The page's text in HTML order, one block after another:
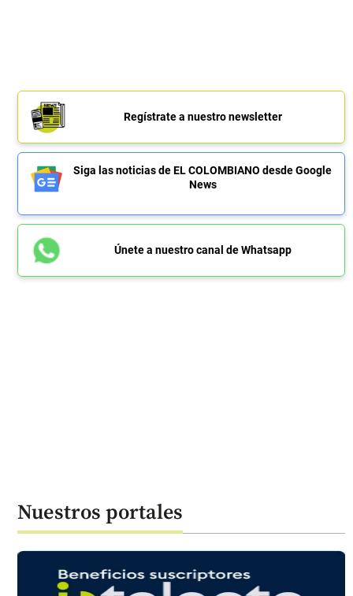
Regístrate a nuestro newsletter
Siga las noticias de EL COLOMBIANO desde Google
News
Únete a nuestro canal de Whatsapp
Nuestros portales